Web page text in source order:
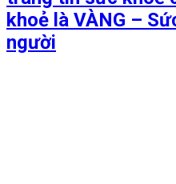
khoẻ là VÀNG –
người